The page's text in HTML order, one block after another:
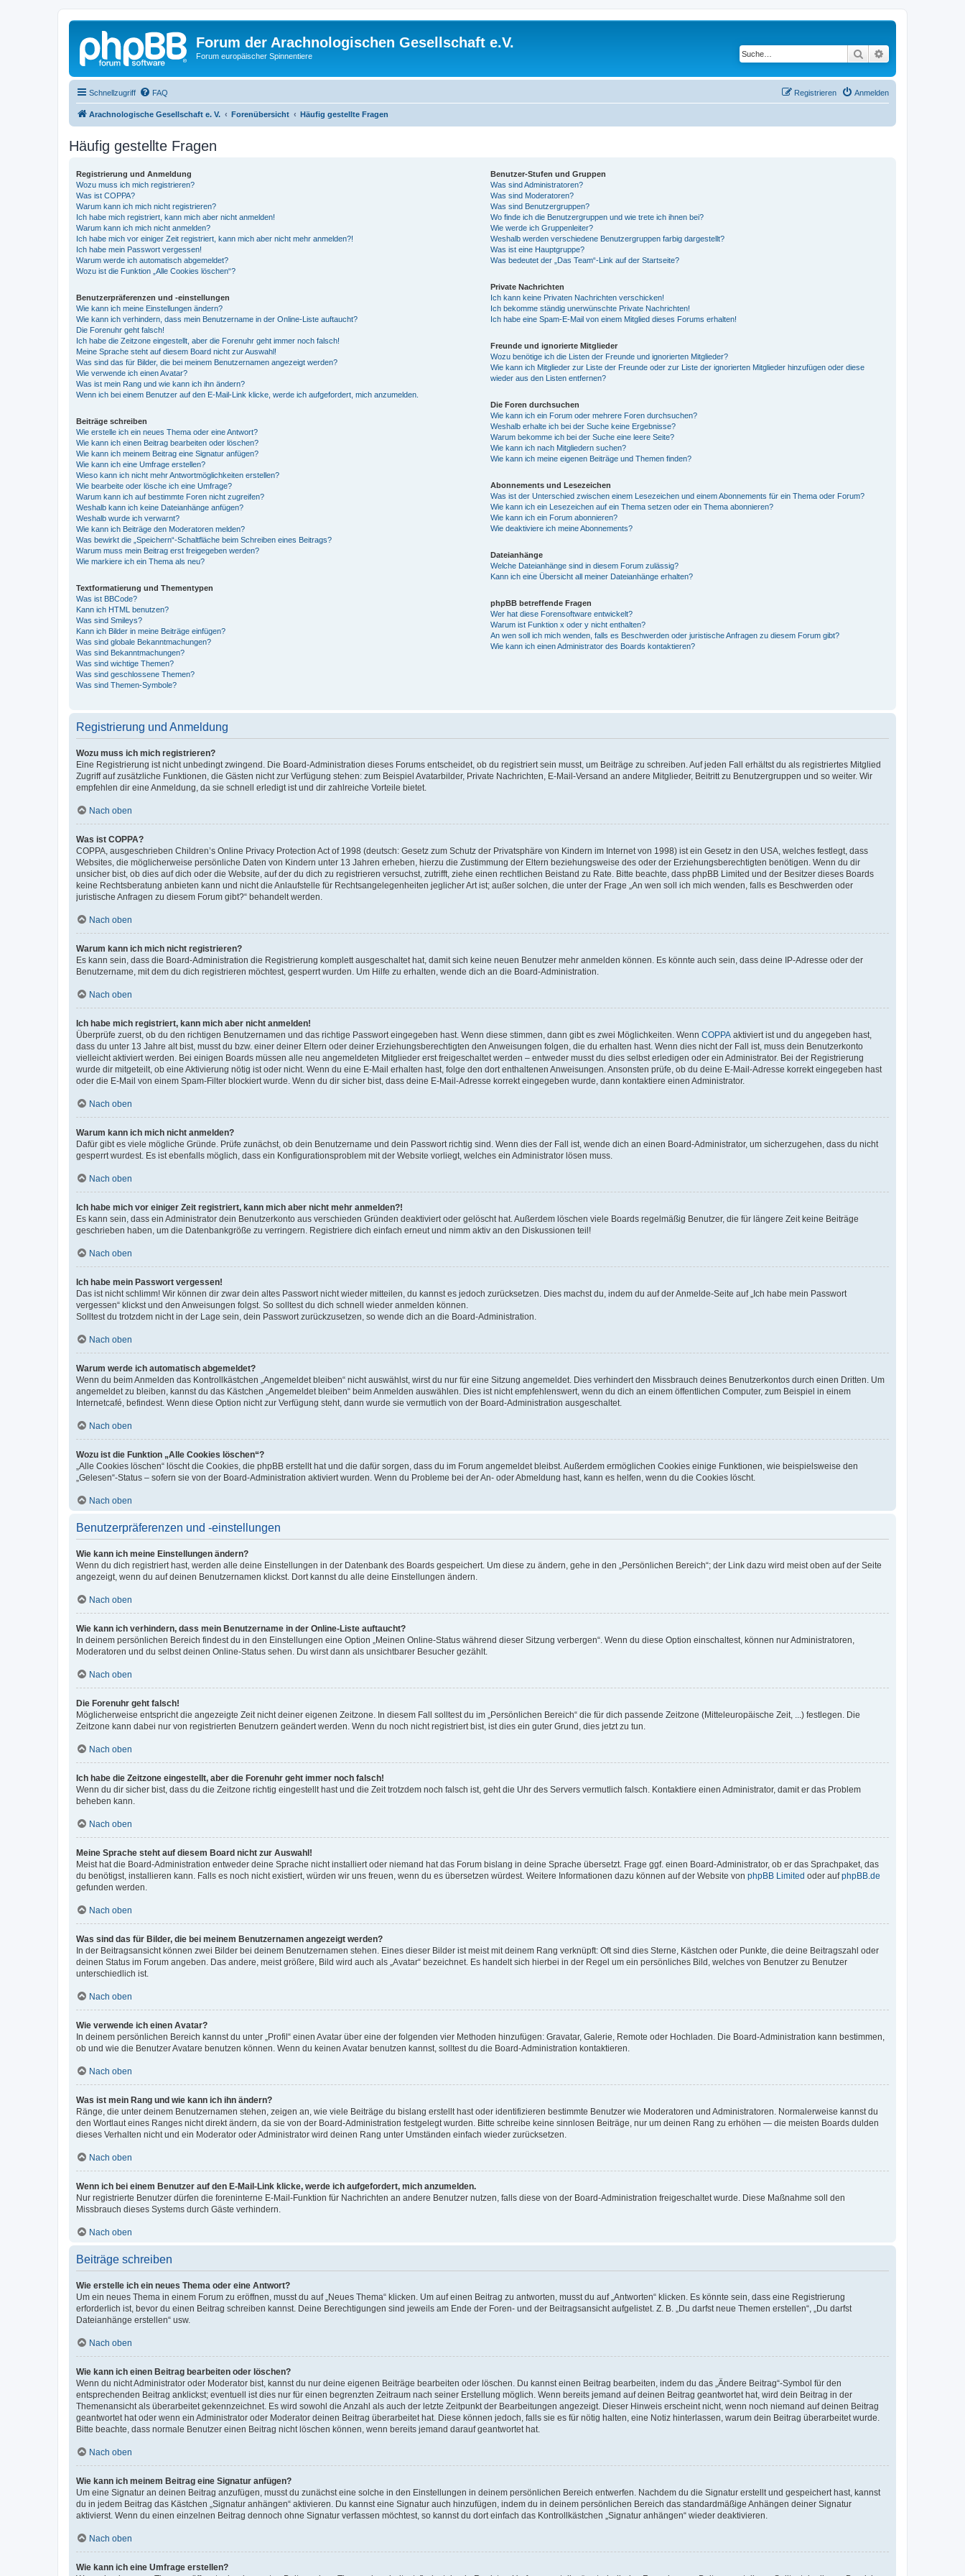
Forum der Arachnologischen Gesellschaft e.V.
Forum europäischer Spinnentiere Suche
Schnellzugriff FAQ Anmelden
Registrieren
Arachnologische Gesellschaft e. V. Forenübersicht Häufig gestellte Fragen
Häufig gestellte Fragen
Registrierung und Anmeldung
Wozu muss ich mich registrieren?
Was ist COPPA?
Warum kann ich mich nicht registrieren?
Ich habe mich registriert, kann mich aber nicht anmelden!
Warum kann ich mich nicht anmelden?
Ich habe mich vor einiger Zeit registriert, kann mich aber nicht mehr anmelden?!
Ich habe mein Passwort vergessen!
Warum werde ich automatisch abgemeldet?
Wozu ist die Funktion „Alle Cookies löschen“?
Benutzerpräferenzen und -einstellungen
Wie kann ich meine Einstellungen ändern?
Wie kann ich verhindern, dass mein Benutzername in der Online-Liste auftaucht?
Die Forenuhr geht falsch!
Ich habe die Zeitzone eingestellt, aber die Forenuhr geht immer noch falsch!
Meine Sprache steht auf diesem Board nicht zur Auswahl!
Was sind das für Bilder, die bei meinem Benutzernamen angezeigt werden?
Wie verwende ich einen Avatar?
Was ist mein Rang und wie kann ich ihn ändern?
Wenn ich bei einem Benutzer auf den E-Mail-Link klicke, werde ich aufgefordert, mich anzumelden.
Beiträge schreiben
Wie erstelle ich ein neues Thema oder eine Antwort?
Wie kann ich einen Beitrag bearbeiten oder löschen?
Wie kann ich meinem Beitrag eine Signatur anfügen?
Wie kann ich eine Umfrage erstellen?
Wieso kann ich nicht mehr Antwortmöglichkeiten erstellen?
Wie bearbeite oder lösche ich eine Umfrage?
Warum kann ich auf bestimmte Foren nicht zugreifen?
Weshalb kann ich keine Dateianhänge anfügen?
Weshalb wurde ich verwarnt?
Wie kann ich Beiträge den Moderatoren melden?
Was bewirkt die „Speichern“-Schaltfläche beim Schreiben eines Beitrags?
Warum muss mein Beitrag erst freigegeben werden?
Wie markiere ich ein Thema als neu?
Textformatierung und Thementypen
Was ist BBCode?
Kann ich HTML benutzen?
Was sind Smileys?
Kann ich Bilder in meine Beiträge einfügen?
Was sind globale Bekanntmachungen?
Was sind Bekanntmachungen?
Was sind wichtige Themen?
Was sind geschlossene Themen?
Was sind Themen-Symbole?
Benutzer-Stufen und Gruppen
Was sind Administratoren?
Was sind Moderatoren?
Was sind Benutzergruppen?
Wo finde ich die Benutzergruppen und wie trete ich ihnen bei?
Wie werde ich Gruppenleiter?
Weshalb werden verschiedene Benutzergruppen farbig dargestellt?
Was ist eine Hauptgruppe?
Was bedeutet der „Das Team“-Link auf der Startseite?
Private Nachrichten
Ich kann keine Privaten Nachrichten verschicken!
Ich bekomme ständig unerwünschte Private Nachrichten!
Ich habe eine Spam-E-Mail von einem Mitglied dieses Forums erhalten!
Freunde und ignorierte Mitglieder
Wozu benötige ich die Listen der Freunde und ignorierten Mitglieder?
Wie kann ich Mitglieder zur Liste der Freunde oder zur Liste der ignorierten Mitglieder hinzufügen oder diese
wieder aus den Listen entfernen?
Die Foren durchsuchen
Wie kann ich ein Forum oder mehrere Foren durchsuchen?
Weshalb erhalte ich bei der Suche keine Ergebnisse?
Warum bekomme ich bei der Suche eine leere Seite?
Wie kann ich nach Mitgliedern suchen?
Wie kann ich meine eigenen Beiträge und Themen finden?
Abonnements und Lesezeichen
Was ist der Unterschied zwischen einem Lesezeichen und einem Abonnements für ein Thema oder Forum?
Wie kann ich ein Lesezeichen auf ein Thema setzen oder ein Thema abonnieren?
Wie kann ich ein Forum abonnieren?
Wie deaktiviere ich meine Abonnements?
Dateianhänge
Welche Dateianhänge sind in diesem Forum zulässig?
Kann ich eine Übersicht all meiner Dateianhänge erhalten?
phpBB betreffende Fragen
Wer hat diese Forensoftware entwickelt?
Warum ist Funktion x oder y nicht enthalten?
An wen soll ich mich wenden, falls es Beschwerden oder juristische Anfragen zu diesem Forum gibt?
Wie kann ich einen Administrator des Boards kontaktieren?
Registrierung und Anmeldung
Wozu muss ich mich registrieren?
Eine Registrierung ist nicht unbedingt zwingend. Die Board-Administration dieses Forums entscheidet, ob du registriert sein musst, um Beiträge zu schreiben. Auf jeden Fall erhältst du als registriertes Mitglied
Zugriff auf zusätzliche Funktionen, die Gästen nicht zur Verfügung stehen: zum Beispiel Avatarbilder, Private Nachrichten, E-Mail-Versand an andere Mitglieder, Beitritt zu Benutzergruppen und so weiter. Wir
empfehlen dir eine Anmeldung, da sie schnell erledigt ist und dir zahlreiche Vorteile bietet.
Nach oben
Was ist COPPA?
COPPA, ausgeschrieben Children’s Online Privacy Protection Act of 1998 (deutsch: Gesetz zum Schutz der Privatsphäre von Kindern im Internet von 1998) ist ein Gesetz in den USA, welches festlegt, dass
Websites, die möglicherweise persönliche Daten von Kindern unter 13 Jahren erheben, hierzu die Zustimmung der Eltern beziehungsweise des oder der Erziehungsberechtigten benötigen. Wenn du dir
unsicher bist, ob dies auf dich oder die Website, auf der du dich zu registrieren versuchst, zutrifft, ziehe einen rechtlichen Beistand zu Rate. Bitte beachte, dass phpBB Limited und der Besitzer dieses Boards
keine Rechtsberatung anbieten kann und nicht die Anlaufstelle für Rechtsangelegenheiten jeglicher Art ist; außer solchen, die unter der Frage „An wen soll ich mich wenden, falls es Beschwerden oder
juristische Anfragen zu diesem Forum gibt?“ behandelt werden.
Nach oben
Warum kann ich mich nicht registrieren?
Es kann sein, dass die Board-Administration die Registrierung komplett ausgeschaltet hat, damit sich keine neuen Benutzer mehr anmelden können. Es könnte auch sein, dass deine IP-Adresse oder der
Benutzername, mit dem du dich registrieren möchtest, gesperrt wurden. Um Hilfe zu erhalten, wende dich an die Board-Administration.
Nach oben
Ich habe mich registriert, kann mich aber nicht anmelden!
Überprüfe zuerst, ob du den richtigen Benutzernamen und das richtige Passwort eingegeben hast. Wenn diese stimmen, dann gibt es zwei Möglichkeiten. Wenn COPPA aktiviert ist und du angegeben hast,
dass du unter 13 Jahre alt bist, musst du bzw. einer deiner Eltern oder deiner Erziehungsberechtigten den Anweisungen folgen, die du erhalten hast. Wenn dies nicht der Fall ist, muss dein Benutzerkonto
vielleicht aktiviert werden. Bei einigen Boards müssen alle neu angemeldeten Mitglieder erst freigeschaltet werden – entweder musst du dies selbst erledigen oder ein Administrator. Bei der Registrierung
wurde dir mitgeteilt, ob eine Aktivierung nötig ist oder nicht. Wenn du eine E-Mail erhalten hast, folge den dort enthaltenen Anweisungen. Ansonsten prüfe, ob du deine E-Mail-Adresse korrekt eingegeben hast
oder die E-Mail von einem Spam-Filter blockiert wurde. Wenn du dir sicher bist, dass deine E-Mail-Adresse korrekt eingegeben wurde, dann kontaktiere einen Administrator.
Nach oben
Warum kann ich mich nicht anmelden?
Dafür gibt es viele mögliche Gründe. Prüfe zunächst, ob dein Benutzername und dein Passwort richtig sind. Wenn dies der Fall ist, wende dich an einen Board-Administrator, um sicherzugehen, dass du nicht
gesperrt wurdest. Es ist ebenfalls möglich, dass ein Konfigurationsproblem mit der Website vorliegt, welches ein Administrator lösen muss.
Nach oben
Ich habe mich vor einiger Zeit registriert, kann mich aber nicht mehr anmelden?!
Es kann sein, dass ein Administrator dein Benutzerkonto aus verschieden Gründen deaktiviert oder gelöscht hat. Außerdem löschen viele Boards regelmäßig Benutzer, die für längere Zeit keine Beiträge
geschrieben haben, um die Datenbankgröße zu verringern. Registriere dich einfach erneut und nimm aktiv an den Diskussionen teil!
Nach oben
Ich habe mein Passwort vergessen!
Das ist nicht schlimm! Wir können dir zwar dein altes Passwort nicht wieder mitteilen, du kannst es jedoch zurücksetzen. Dies machst du, indem du auf der Anmelde-Seite auf „Ich habe mein Passwort
vergessen“ klickst und den Anweisungen folgst. So solltest du dich schnell wieder anmelden können.
Solltest du trotzdem nicht in der Lage sein, dein Passwort zurückzusetzen, so wende dich an die Board-Administration.
Nach oben
Warum werde ich automatisch abgemeldet?
Wenn du beim Anmelden das Kontrollkästchen „Angemeldet bleiben“ nicht auswählst, wirst du nur für eine Sitzung angemeldet. Dies verhindert den Missbrauch deines Benutzerkontos durch einen Dritten. Um
angemeldet zu bleiben, kannst du das Kästchen „Angemeldet bleiben“ beim Anmelden auswählen. Dies ist nicht empfehlenswert, wenn du dich an einem öffentlichen Computer, zum Beispiel in einem
Internetcafé, befindest. Wenn diese Option nicht zur Verfügung steht, dann wurde sie vermutlich von der Board-Administration ausgeschaltet.
Nach oben
Wozu ist die Funktion „Alle Cookies löschen“?
„Alle Cookies löschen“ löscht die Cookies, die phpBB erstellt hat und die dafür sorgen, dass du im Forum angemeldet bleibst. Außerdem ermöglichen Cookies einige Funktionen, wie beispielsweise den
„Gelesen“-Status – sofern sie von der Board-Administration aktiviert wurden. Wenn du Probleme bei der An- oder Abmeldung hast, kann es helfen, wenn du die Cookies löscht.
Nach oben
Benutzerpräferenzen und -einstellungen
Wie kann ich meine Einstellungen ändern?
Wenn du dich registriert hast, werden alle deine Einstellungen in der Datenbank des Boards gespeichert. Um diese zu ändern, gehe in den „Persönlichen Bereich“; der Link dazu wird meist oben auf der Seite
angezeigt, wenn du auf deinen Benutzernamen klickst. Dort kannst du alle deine Einstellungen ändern.
Nach oben
Wie kann ich verhindern, dass mein Benutzername in der Online-Liste auftaucht?
In deinem persönlichen Bereich findest du in den Einstellungen eine Option „Meinen Online-Status während dieser Sitzung verbergen“. Wenn du diese Option einschaltest, können nur Administratoren,
Moderatoren und du selbst deinen Online-Status sehen. Du wirst dann als unsichtbarer Besucher gezählt.
Nach oben
Die Forenuhr geht falsch!
Möglicherweise entspricht die angezeigte Zeit nicht deiner eigenen Zeitzone. In diesem Fall solltest du im „Persönlichen Bereich“ die für dich passende Zeitzone (Mitteleuropäische Zeit, ...) festlegen. Die
Zeitzone kann dabei nur von registrierten Benutzern geändert werden. Wenn du noch nicht registriert bist, ist dies ein guter Grund, dies jetzt zu tun.
Nach oben
Ich habe die Zeitzone eingestellt, aber die Forenuhr geht immer noch falsch!
Wenn du dir sicher bist, dass du die Zeitzone richtig eingestellt hast und die Zeit trotzdem noch falsch ist, geht die Uhr des Servers vermutlich falsch. Kontaktiere einen Administrator, damit er das Problem
beheben kann.
Nach oben
Meine Sprache steht auf diesem Board nicht zur Auswahl!
Meist hat die Board-Administration entweder deine Sprache nicht installiert oder niemand hat das Forum bislang in deine Sprache übersetzt. Frage ggf. einen Board-Administrator, ob er das Sprachpaket, das
du benötigst, installieren kann. Falls es noch nicht existiert, würden wir uns freuen, wenn du es übersetzen würdest. Weitere Informationen dazu können auf der Website von phpBB Limited oder aufphpBB.de
gefunden werden.
Nach oben
Was sind das für Bilder, die bei meinem Benutzernamen angezeigt werden?
In der Beitragsansicht können zwei Bilder bei deinem Benutzernamen stehen. Eines dieser Bilder ist meist mit deinem Rang verknüpft: Oft sind dies Sterne, Kästchen oder Punkte, die deine Beitragszahl oder
deinen Status im Forum angeben. Das andere, meist größere, Bild wird auch als „Avatar“ bezeichnet. Es handelt sich hierbei in der Regel um ein persönliches Bild, welches von Benutzer zu Benutzer
unterschiedlich ist.
Nach oben
Wie verwende ich einen Avatar?
In deinem persönlichen Bereich kannst du unter „Profil“ einen Avatar über eine der folgenden vier Methoden hinzufügen: Gravatar, Galerie, Remote oder Hochladen. Die Board-Administration kann bestimmen,
ob und wie die Benutzer Avatare benutzen können. Wenn du keinen Avatar benutzen kannst, solltest du die Board-Administration kontaktieren.
Nach oben
Was ist mein Rang und wie kann ich ihn ändern?
Ränge, die unter deinem Benutzernamen stehen, zeigen an, wie viele Beiträge du bislang erstellt hast oder identifizieren bestimmte Benutzer wie Moderatoren und Administratoren. Normalerweise kannst du
den Wortlaut eines Ranges nicht direkt ändern, da sie von der Board-Administration festgelegt wurden. Bitte schreibe keine sinnlosen Beiträge, nur um deinen Rang zu erhöhen — die meisten Boards dulden
dieses Verhalten nicht und ein Moderator oder Administrator wird deinen Rang unter Umständen einfach wieder zurücksetzen.
Nach oben
Wenn ich bei einem Benutzer auf den E-Mail-Link klicke, werde ich aufgefordert, mich anzumelden.
Nur registrierte Benutzer dürfen die foreninterne E-Mail-Funktion für Nachrichten an andere Benutzer nutzen, falls diese von der Board-Administration freigeschaltet wurde. Diese Maßnahme soll den
Missbrauch dieses Systems durch Gäste verhindern.
Nach oben
Beiträge schreiben
Wie erstelle ich ein neues Thema oder eine Antwort?
Um ein neues Thema in einem Forum zu eröffnen, musst du auf „Neues Thema“ klicken. Um auf einen Beitrag zu antworten, musst du auf „Antworten“ klicken. Es könnte sein, dass eine Registrierung
erforderlich ist, bevor du einen Beitrag schreiben kannst. Deine Berechtigungen sind jeweils am Ende der Foren- und der Beitragsansicht aufgelistet. Z. B. „Du darfst neue Themen erstellen“, „Du darfst
Dateianhänge erstellen“ usw.
Nach oben
Wie kann ich einen Beitrag bearbeiten oder löschen?
Wenn du nicht Administrator oder Moderator bist, kannst du nur deine eigenen Beiträge bearbeiten oder löschen. Du kannst einen Beitrag bearbeiten, indem du das „Ändere Beitrag“-Symbol für den
entsprechenden Beitrag anklickst; eventuell ist dies nur für einen begrenzten Zeitraum nach seiner Erstellung möglich. Wenn bereits jemand auf deinen Beitrag geantwortet hat, wird dein Beitrag in der
Themenansicht als überarbeitet gekennzeichnet. Es wird sowohl die Anzahl als auch der letzte Zeitpunkt der Bearbeitungen angezeigt. Dieser Hinweis erscheint nicht, wenn noch niemand auf deinen Beitrag
geantwortet hat oder wenn ein Administrator oder Moderator deinen Beitrag überarbeitet hat. Diese können jedoch, falls sie es für nötig halten, eine Notiz hinterlassen, warum dein Beitrag überarbeitet wurde.
Bitte beachte, dass normale Benutzer einen Beitrag nicht löschen können, wenn bereits jemand darauf geantwortet hat.
Nach oben
Wie kann ich meinem Beitrag eine Signatur anfügen?
Um eine Signatur an deinen Beitrag anzufügen, musst du zunächst eine solche in den Einstellungen in deinem persönlichen Bereich entwerfen. Nachdem du die Signatur erstellt und gespeichert hast, kannst
du in jedem Beitrag das Kästchen „Signatur anhängen“ aktivieren. Du kannst eine Signatur auch hinzufügen, indem du in deinem persönlichen Bereich das standardmäßige Anhängen deiner Signatur
aktivierst. Wenn du einen einzelnen Beitrag dennoch ohne Signatur verfassen möchtest, so kannst du dort einfach das Kontrollkästchen „Signatur anhängen“ wieder deaktivieren.
Nach oben
Wie kann ich eine Umfrage erstellen?